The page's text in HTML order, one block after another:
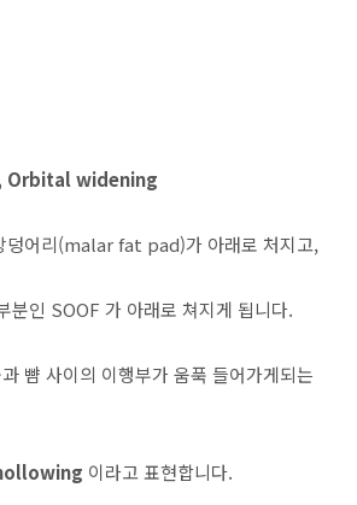
, Orbital widening
덩어리(malar fat pad)가 아래로 처지고,
분인 SOOF 가 아래로 쳐지게 됩니다.
뺨 사이의 이행부가 움푹 들어가게되는
이라고 표현합니다.